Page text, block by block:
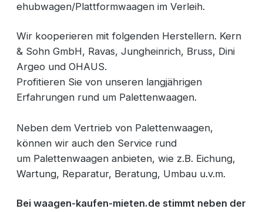
ehubwagen/Plattformwaagen im Verleih.
Wir kooperieren mit folgenden Herstellern. Kern
& Sohn GmbH, Ravas, Jungheinrich, Bruss, Dini
Argeo und OHAUS.
Profitieren Sie von unseren langjährigen
Erfahrungen rund um Palettenwaagen.
Neben dem Vertrieb von Palettenwaagen,
können wir auch den Service rund
um Palettenwaagen anbieten, wie z.B. Eichung,
Wartung, Reparatur, Beratung, Umbau u.v.m.
Bei waagen-kaufen-mieten.de stimmt neben der